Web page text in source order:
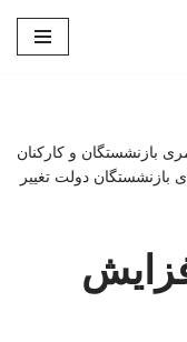
بازنشستگان و کارکنان
برای بازنشستگان دولت تغییر